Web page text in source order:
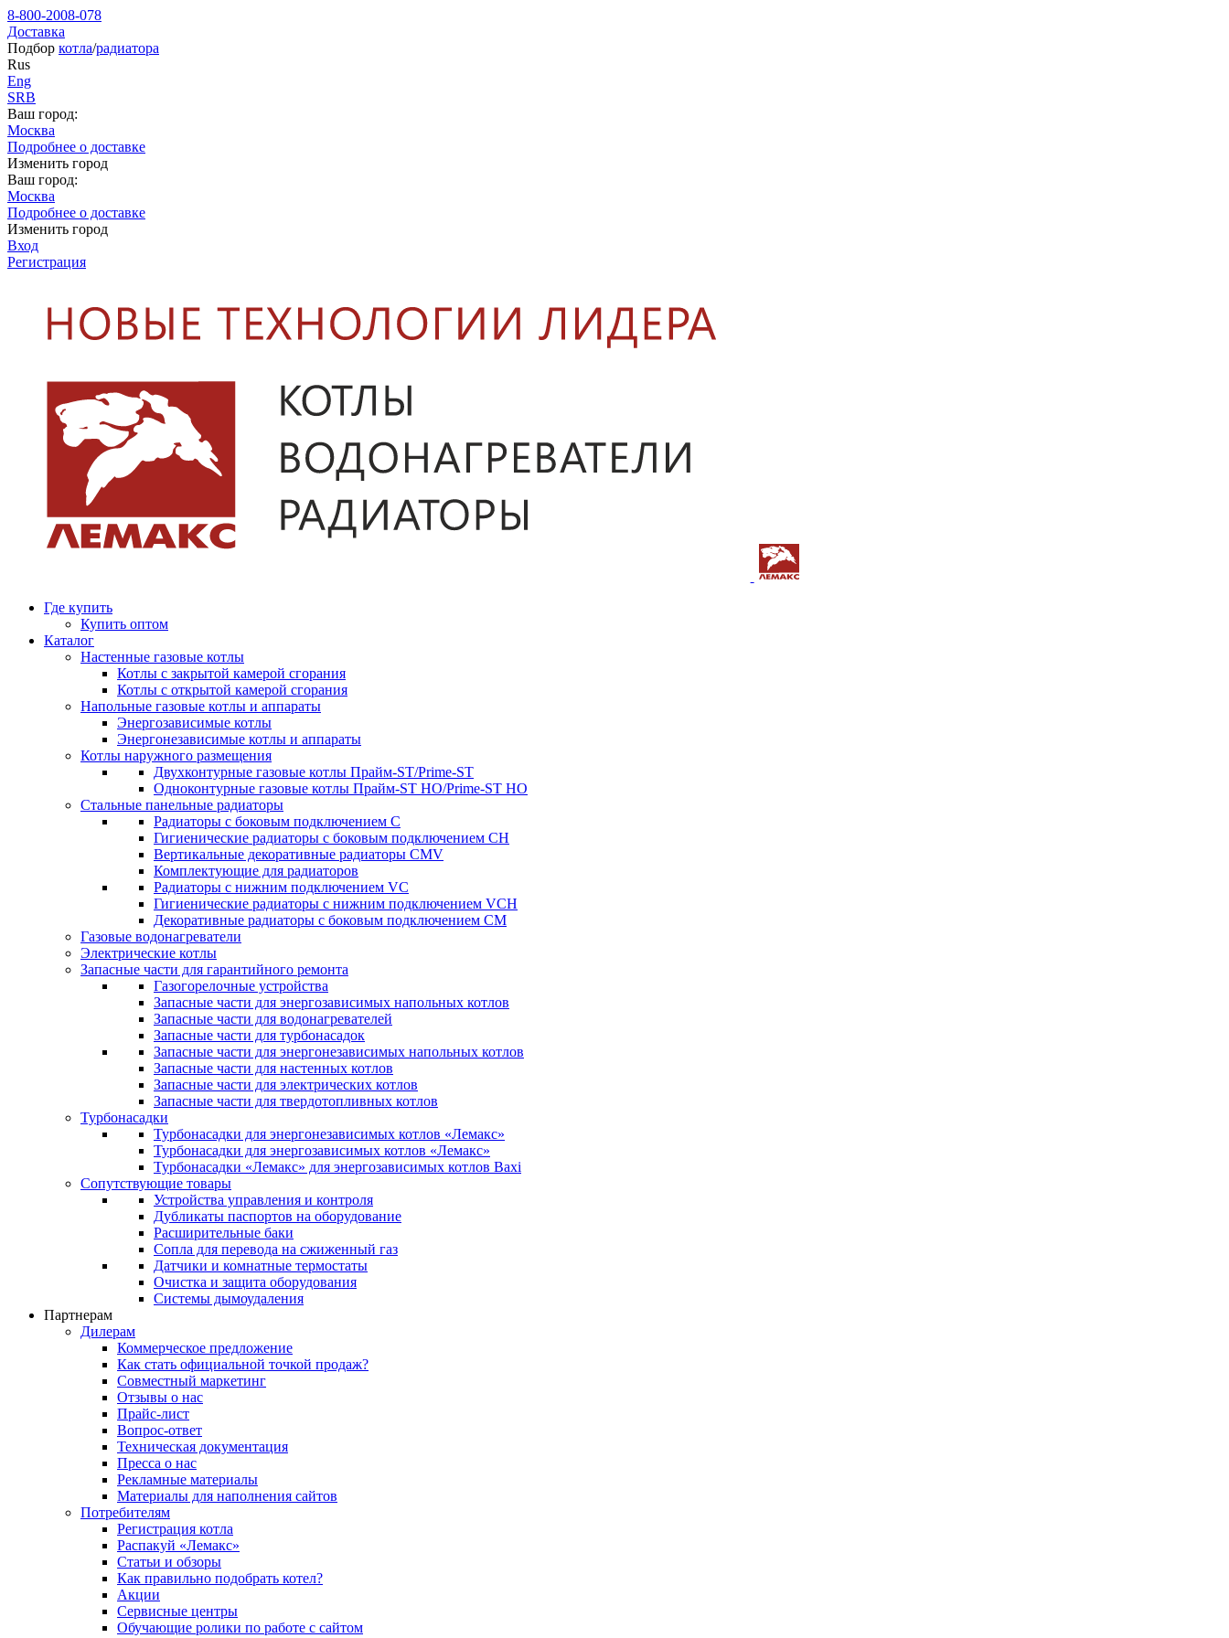
8-800-2008-078
Доставка
Подбор котла/радиатора
Rus
Eng
SRB
Ваш город:
Москва
Подробнее о доставке
Изменить город
Ваш город:
Москва
Подробнее о доставке
Изменить город
Вход
Регистрация
Где купить
Купить оптом
Каталог
Настенные газовые котлы
Котлы с закрытой камерой сгорания
Котлы с открытой камерой сгорания
Напольные газовые котлы и аппараты
Энергозависимые котлы
Энергонезависимые котлы и аппараты
Котлы наружного размещения
Двухконтурные газовые котлы Прайм-ST/Prime-ST
Одноконтурные газовые котлы Прайм-ST HO/Prime-ST HO
Стальные панельные радиаторы
Радиаторы c боковым подключением C
Гигиенические радиаторы c боковым подключением CH
Вертикальные декоративные радиаторы CMV
Комплектующие для радиаторов
Радиаторы c нижним подключением VC
Гигиенические радиаторы c нижним подключением VCH
Декоративные радиаторы с боковым подключением CM
Газовые водонагреватели
Электрические котлы
Запасные части для гарантийного ремонта
Газогорелочные устройства
Запасные части для энергозависимых напольных котлов
Запасные части для водонагревателей
Запасные части для турбонасадок
Запасные части для энергонезависимых напольных котлов
Запасные части для настенных котлов
Запасные части для электрических котлов
Запасные части для твердотопливных котлов
Турбонасадки
Турбонасадки для энергонезависимых котлов «Лемакс»
Турбонасадки для энергозависимых котлов «Лемакс»
Турбонасадки «Лемакс» для энергозависимых котлов Baxi
Сопутствующие товары
Устройства управления и контроля
Дубликаты паспортов на оборудование
Расширительные баки
Сопла для перевода на сжиженный газ
Датчики и комнатные термостаты
Очистка и защита оборудования
Системы дымоудаления
Партнерам
Дилерам
Коммерческое предложение
Как стать официальной точкой продаж?
Совместный маркетинг
Отзывы о нас
Прайс-лист
Вопрос-ответ
Техническая документация
Пресса о нас
Рекламные материалы
Материалы для наполнения сайтов
Потребителям
Регистрация котла
Распакуй «Лемакс»
Статьи и обзоры
Как правильно подобрать котел?
Акции
Сервисные центры
Обучающие ролики по работе с сайтом